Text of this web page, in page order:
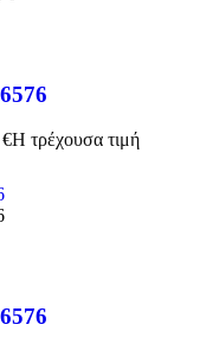
€Η τρέχουσα τιμή